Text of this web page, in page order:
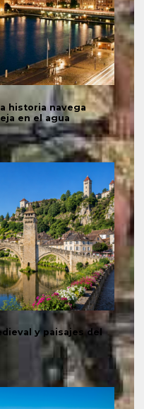
historia navega
en el agua
y paisajes del